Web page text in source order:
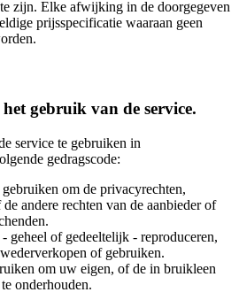
zijn. Elke afwijking in de doorgegeven
prijsspecificatie waaraan geen
gebruik van de service.
service te gebruiken in
gedragscode:
om de privacyrechten,
andere rechten van de aanbieder of
geheel of gedeeltelijk - reproduceren,
of gebruiken.
om uw eigen, of de in bruikleen
onderhouden.